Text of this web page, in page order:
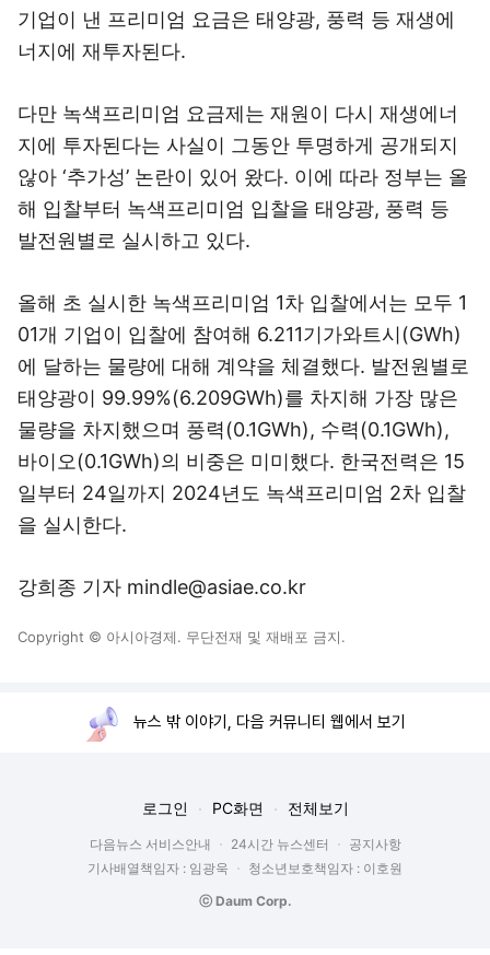
기업이 낸 프리미엄 요금은 태양광, 풍력 등 재생에
너지에 재투자된다.
다만 녹색프리미엄 요금제는 재원이 다시 재생에너
지에 투자된다는 사실이 그동안 투명하게 공개되지
않아 ‘추가성’ 논란이 있어 왔다. 이에 따라 정부는 올
해 입찰부터 녹색프리미엄 입찰을 태양광, 풍력 등
발전원별로 실시하고 있다.
올해 초 실시한 녹색프리미엄 1차 입찰에서는 모두 1
01개 기업이 입찰에 참여해 6.211기가와트시(GWh)
에 달하는 물량에 대해 계약을 체결했다. 발전원별로
태양광이 99.99%(6.209GWh)를 차지해 가장 많은
물량을 차지했으며 풍력(0.1GWh), 수력(0.1GWh),
바이오(0.1GWh)의 비중은 미미했다. 한국전력은 15
일부터 24일까지 2024년도 녹색프리미엄 2차 입찰
을 실시한다.
강희종 기자 mindle@asiae.co.kr
Copyright © 아시아경제. 무단전재 및 재배포 금지.
뉴스 밖 이야기, 다음 커뮤니티 웹에서 보기
로그인 PC화면 전체보기
다음뉴스 서비스안내 24시간 뉴스센터
공지사항
기사배열책임자 : 임광욱
청소년보호책임자 : 이호원
ⓒ Daum Corp.